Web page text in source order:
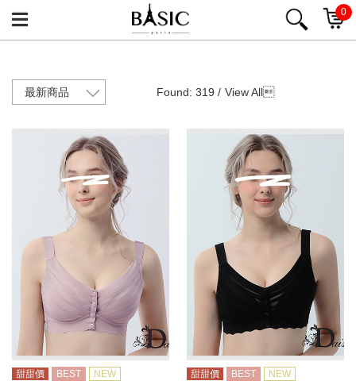
0
Found: 319 / View All
甜甜價 BEST NEW 甜甜價 BEST NEW